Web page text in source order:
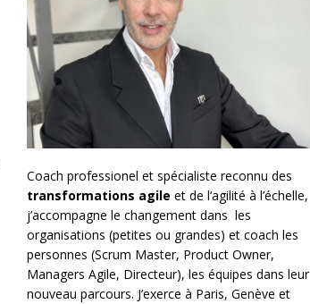
Coach professionel et spécialiste reconnu des
transformations agile et de l‘agilité à l’échelle,
j’accompagne le changement dans les
organisations (petites ou grandes) et coach les
personnes (Scrum Master, Product Owner,
Managers Agile, Directeur), les équipes dans leur
nouveau parcours. J’exerce à Paris, Genève et